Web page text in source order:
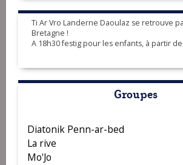
Ti Ar Vro Landerne Daoulaz se retrouve
Bretagne !
A 18h30 festig pour les enfants, à partir
Groupes
Diatonik Penn-ar-bed
La rive
Mo'Jo